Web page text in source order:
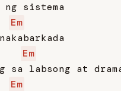
ng sistema
Em
Em
sa labsong at
Em